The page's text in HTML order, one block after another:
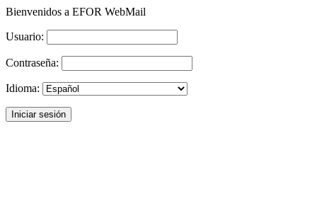
Bienvenidos a EFOR WebMail
Usuario:
Contraseña:
Idioma: